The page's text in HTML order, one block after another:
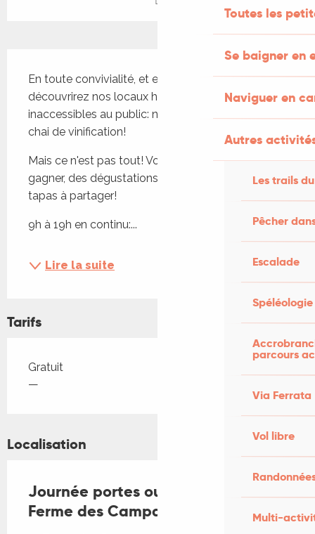
Toutes les
Se baigner en
Naviguer en
Autres
Les trails
Pêcher
Escalade
Spéléologie
parcours
Via Ferrata
Vol libre
Multi-
En toute convivialité, et en notre compagnie, vous
découvrirez nos locaux habituellement
inaccessibles au public: notre conserverie et notre
chai de vinification!
Mais ce n'est pas tout! Vous attendent des lots à
gagner, des dégustations gratuites et des apéros-
tapas à partager!
9h à 19h en continu:...
Lire la suite
Tarifs
Tarifs 2026
Gratuit
—
Localisation
Journée portes ouvertes à la
Ferme des Campagnes